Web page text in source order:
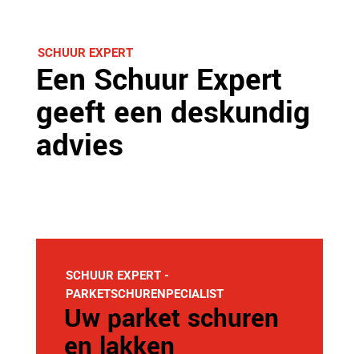
SCHUUR EXPERT
Een Schuur Expert
geeft een deskundig
advies
SCHUUR EXPERT -
PARKETSCHURENPECIALIST
Uw parket schuren